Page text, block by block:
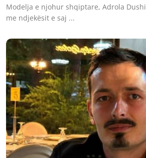
Gallery
Shqip
Modelja e njohur shqiptare, Adrola
me ndjekësit e saj ...